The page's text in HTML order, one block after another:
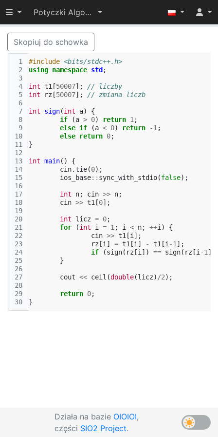
Przełącz widoczność menu
Potyczki Algorytmiczne 2022
Skopiuj do schowka
1
2
3
4
5
6
7
8
9
10
11
12
13
14
15
16
17
18
19
20
21
22
23
24
25
26
27
28
29
30
#include <bits/stdc++.h>
using namespace std ;
int t1 [50007];
// liczby
int
rz [50007]; // zmiana liczb
int sign(int a)
{
if
(a > 0) return 1 ;
else if (a < 0) return -1 ;
else
return 0;
}
int main()
{
cin.tie(0);
ios_base:: sync_with_stdio(false);
int n; cin >> n;
cin >> t1 [0];
int licz = 0;
for
(int i = 1 ; i < n; ++i )
{
cin >> t1 [i ];
rz [i ] = t1 [i ] - t1 [i -1 ];
if
(sign( rz [i ]) == sign( rz [i -1 ])
}
cout << ceil (double(licz) /2);
return 0;
}
Działa na bazie OIOIOI,
części SIO2 Project.